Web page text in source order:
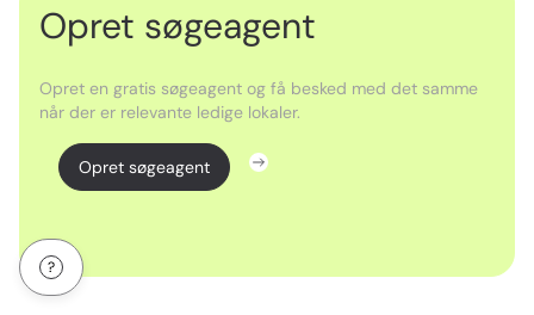
Opret søgeagent
Opret en gratis søgeagent og få besked med det samme
når der er relevante ledige lokaler.
Opret søgeagent